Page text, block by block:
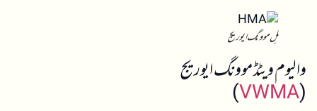
ہل موونگ ایوریج
والیوم ویٹڈ موونگ ایوریج
(
VWMA
)